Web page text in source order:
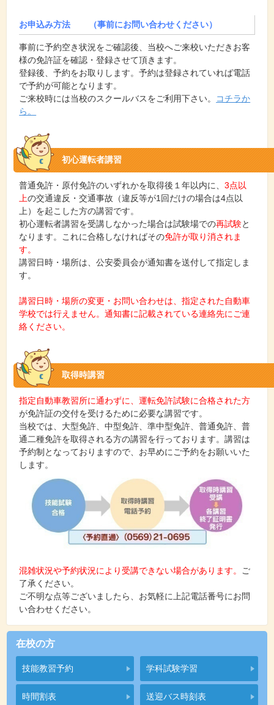
お申込み方法 （事前にお問い合わせください）
事前に予約空き状況をご確認後、当校へご来校いただきお客
様の免許証を確認・登録させて頂きます。
登録後、予約をお取りします。予約は登録されていれば電話
で予約が可能となります。
ご来校時には当校のスクールバスをご利用下さい。
コチラか
ら。
初心運転者講習
普通免許・原付免許のいずれかを取得後１年以内に、3点以
上の交通違反・交通事故（違反等が1回だけの場合は4点以
上）を起こした方の講習です。
初心運転者講習を受講しなかった場合は試験場での再試験と
なります。これに合格しなければその免許が取り消されま
す。
講習日時・場所は、公安委員会が通知書を送付して指定しま
す。
講習日時・場所の変更・お問い合わせは、指定された自動車
学校では行えません。通知書に記載されている連絡先にご連
絡ください。
取得時講習
指定自動車教習所に通わずに、運転免許試験に合格された方
が免許証の交付を受けるために必要な講習です。
当校では、大型免許、中型免許、準中型免許、普通免許、普
通二種免許を取得される方の講習を行っております。講習は
予約制となっておりますので、お早めにご予約をお願いいた
します。
混雑状況や予約状況により受講できない場合があります。
ご
了承ください。
ご不明な点等ございましたら、お気軽に上記電話番号にお問
い合わせください。
在校の方
技能教習予約 学科試験学習
時間割表 送迎バス時刻表